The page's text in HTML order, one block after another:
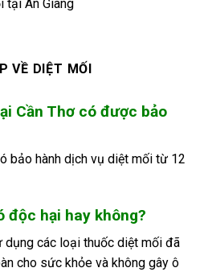
tại An Giang
VỀ DIỆT MỐI
Cần Thơ có được bảo
bảo hành dịch vụ diệt mối từ 12
độc hại hay không?
dụng các loại thuốc diệt mối đã
cho sức khỏe và không gây ô